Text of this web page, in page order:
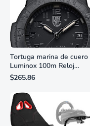
Tortuga marina de cuero
Luminox 100m Reloj
analógico de cuarzo
resistente al agua
$265.86